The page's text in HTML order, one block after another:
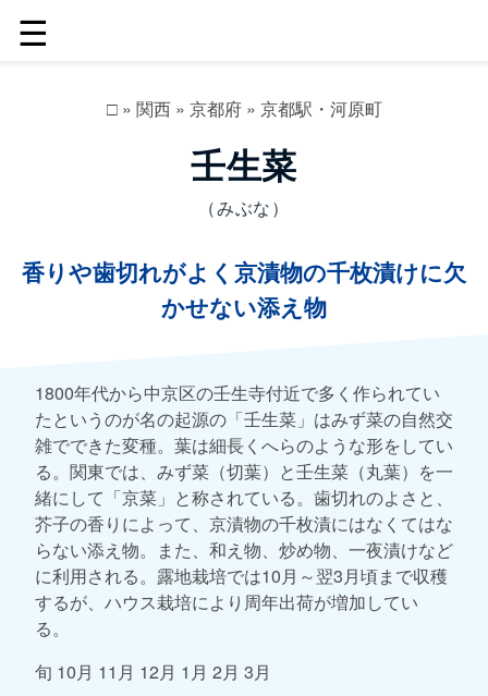
☰
□» 関西» 京都府» 京都駅・河原町
壬生菜
（みぶな）
香りや歯切れがよく京漬物の千枚漬けに欠
かせない添え物
1800年代から中京区の壬生寺付近で多く作られてい
たというのが名の起源の「壬生菜」はみず菜の自然交
雑でできた変種。葉は細長くへらのような形をしてい
る。関東では、みず菜（切葉）と壬生菜（丸葉）を一
緒にして「京菜」と称されている。歯切れのよさと、
芥子の香りによって、京漬物の千枚漬にはなくてはな
らない添え物。また、和え物、炒め物、一夜漬けなど
に利用される。露地栽培では10月～翌3月頃まで収穫
するが、ハウス栽培により周年出荷が増加してい
る。
旬 10月 11月 12月 1月 2月 3月